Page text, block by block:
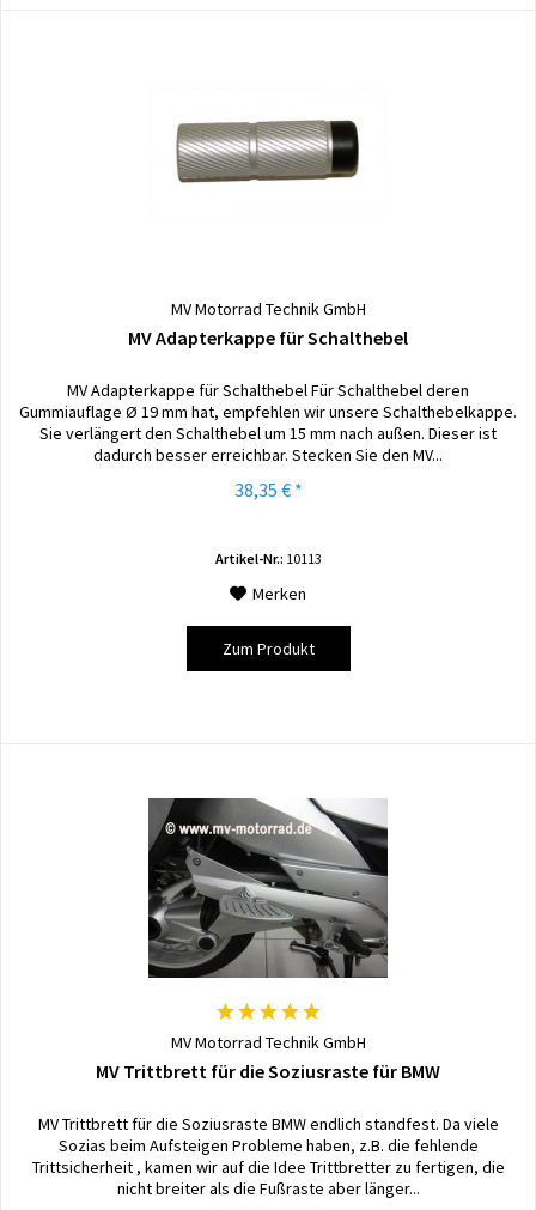
MV Motorrad Technik GmbH
MV Adapterkappe für Schalthebel
MV Adapterkappe für Schalthebel Für Schalthebel deren
Gummiauflage Ø 19 mm hat, empfehlen wir unsere Schalthebelkappe.
Sie verlängert den Schalthebel um 15 mm nach außen. Dieser ist
dadurch besser erreichbar. Stecken Sie den MV...
38,35 € *
Artikel-Nr.: 10113
Merken
Zum Produkt
MV Motorrad Technik GmbH
MV Trittbrett für die Soziusraste für BMW
MV Trittbrett für die Soziusraste BMW endlich standfest. Da viele
Sozias beim Aufsteigen Probleme haben, z.B. die fehlende
Trittsicherheit , kamen wir auf die Idee Trittbretter zu fertigen, die
nicht breiter als die Fußraste aber länger...